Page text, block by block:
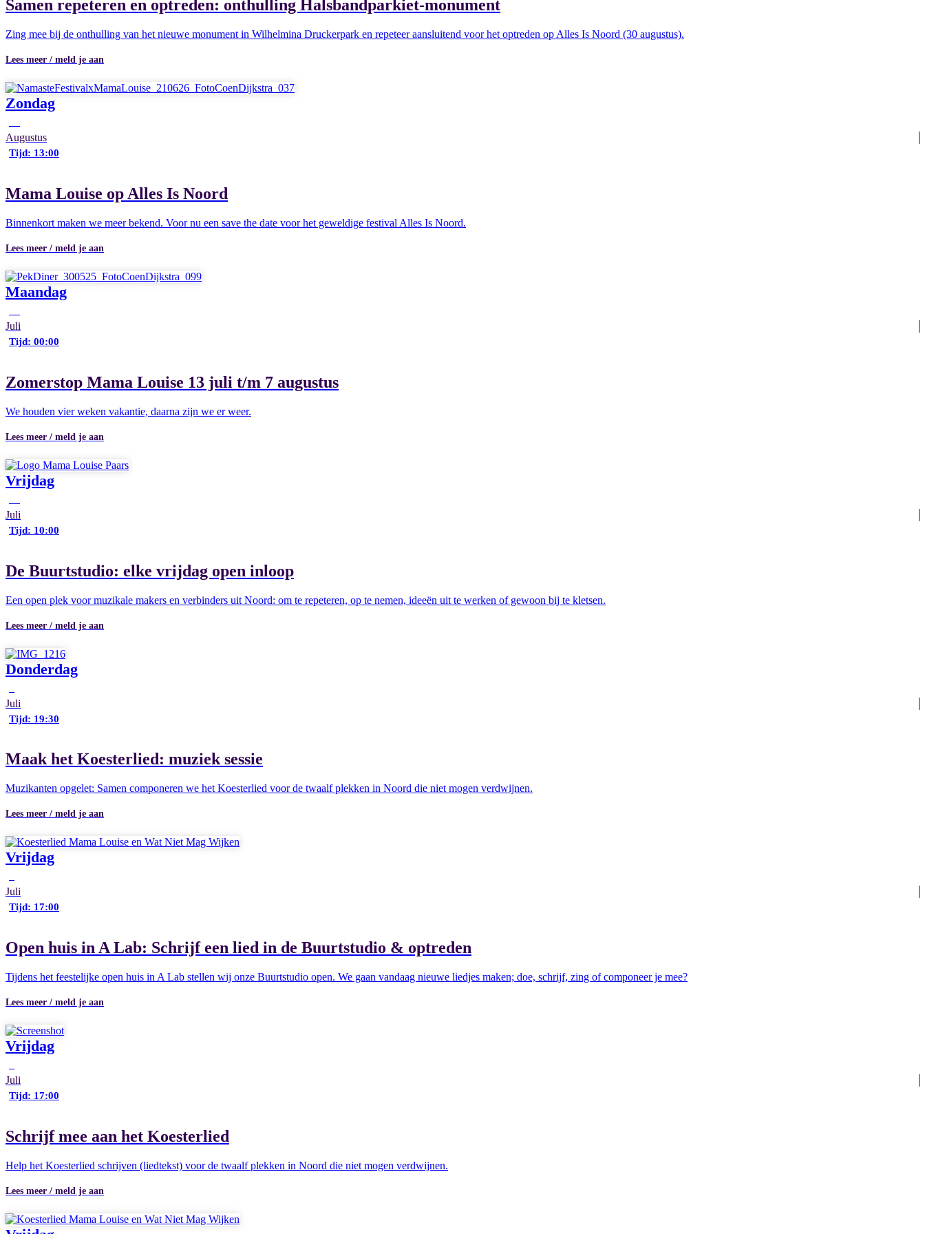
Samen repeteren en optreden: onthulling Halsbandparkiet-monument
Zing mee bij de onthulling van het nieuwe monument in Wilhelmina Druckerpark en repeteer aansluitend voor het optreden op Alles Is Noord (30 augustus).
Lees meer / meld je aan
Zondag
Augustus
Tijd: 13:00
Mama Louise op Alles Is Noord
Binnenkort maken we meer bekend. Voor nu een save the date voor het geweldige festival Alles Is Noord.
Lees meer / meld je aan
Maandag
Juli
Tijd: 00:00
Zomerstop Mama Louise 13 juli t/m 7 augustus
We houden vier weken vakantie, daarna zijn we er weer.
Lees meer / meld je aan
Vrijdag
Juli
Tijd: 10:00
De Buurtstudio: elke vrijdag open inloop
Een open plek voor muzikale makers en verbinders uit Noord: om te repeteren, op te nemen, ideeën uit te werken of gewoon bij te kletsen.
Lees meer / meld je aan
Donderdag
Juli
Tijd: 19:30
Maak het Koesterlied: muziek sessie
Muzikanten opgelet: Samen componeren we het Koesterlied voor de twaalf plekken in Noord die niet mogen verdwijnen.
Lees meer / meld je aan
Vrijdag
Juli
Tijd: 17:00
Open huis in A Lab: Schrijf een lied in de Buurtstudio & optreden
Tijdens het feestelijke open huis in A Lab stellen wij onze Buurtstudio open. We gaan vandaag nieuwe liedjes maken; doe, schrijf, zing of componeer je mee?
Lees meer / meld je aan
Vrijdag
Juli
Tijd: 17:00
Schrijf mee aan het Koesterlied
Help het Koesterlied schrijven (liedtekst) voor de twaalf plekken in Noord die niet mogen verdwijnen.
Lees meer / meld je aan